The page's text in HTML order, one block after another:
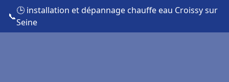
📞
🕒 installation et dépannage chauffe eau Croissy sur
Seine